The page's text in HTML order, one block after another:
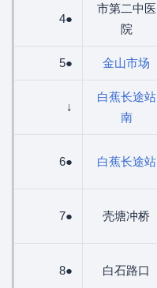
4●
市第二中医
院
5● 金山市场
↓
白蕉长途站
南
6● 白蕉长途站
7● 壳塘冲桥
8● 白石路口